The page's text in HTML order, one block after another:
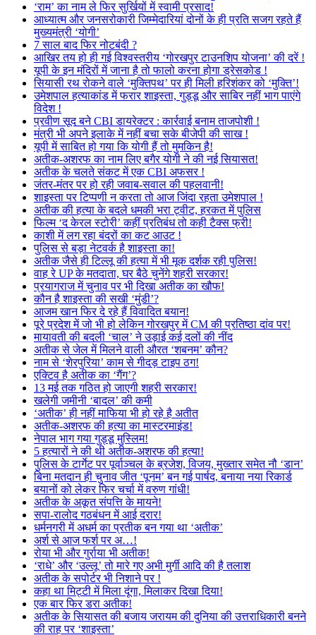
‘राम’ का नाम ले फिर सुर्खियों में स्वामी प्रसाद!
आध्यात्म और जनसरोकारी जिम्मेदारियां दोनों के ही प्रति सजग रहते हैं
मुख्यमंत्री ‘योगी’
7 साल बाद फिर नोटबंदी ?
आखिर तय हो ही गई विश्वस्तरीय ‘गोरखपुर टाउनशिप योजना’ की दरें !
यूपी के इन मंदिरों में जाना है तो फालो करना होगा ड्रेसकोड !
सियासी रथ रोकने वाले ‘मुक्तिपथ’ पर ही मिली हरिशंकर को ‘मुक्ति’!
उमेशपाल हत्याकांड में फरार शाइस्ता, गुड्डू और साबिर नहीं भाग पाएंगे
विदेश !
प्रवीण सूद बने CBI डायरेक्टर : कार्रवाई बनाम ताजपोशी !
मंत्री भी अपने इलाके में नहीं बचा सके बीजेपी की साख !
यूपी में साबित हो गया कि योगी हैं तो मुमकिन है!
अतीक-अशरफ का नाम लिए बगैर योगी ने की नई सियासत!
अतीक के चलते संकट में एक CBI अफसर !
जंतर-मंतर पर हो रही जवाब-सवाल की पहलवानी!
शाइस्ता पर टिप्पणी न करता तो आज जिंदा रहता उमेशपाल !
अतीक की हत्या के बदले धमकी भरा ट्वीट, हरकत में पुलिस
फिल्म ‘द केरल स्टोरी’ कहीं प्रतिबंध तो कही टैक्स फ्री!
काशी में लग रहा बंदरों का कट आउट !
पुलिस से बड़ा नेटवर्क है शाइस्ता का!
अतीक जैसे ही टिल्लू की हत्या में भी मूक दर्शक रही पुलिस!
वाह रे UP के मतदाता, घर बैठे चुनेंगे शहरी सरकार!
प्रयागराज में चुनाव पर भी दिखा अतीक का खौफ!
कौन है शाइस्ता की सखी ‘मुंडी’?
आजम खान फिर दे रहे हैं विवादित बयान!
पूरे प्रदेश में जो भी हो लेकिन गोरखपुर में CM की प्रतिष्ठा दांव पर!
मायावती की बदली ‘चाल’ ने उड़ाई कई दलों की नींद
अतीक से जेल में मिलने वाली औरत ‘शबनम’ कौन?
नाम से ‘शेरपुरिया’ काम से गीदड़ टाइप ठग!
एक्टिव है अतीक का ‘गैंग’?
13 मई तक गठित हो जाएगी शहरी सरकार!
खलेगी जमीनी ‘बादल’ की कमी
‘अतीक’ ही नहीं माफिया भी हो रहे है अतीत
अतीक-अशरफ की हत्या का मास्टरमाइंड!
नेपाल भाग गया गुड्डू मुस्लिम!
5 हत्यारों ने की थी अतीक-अशरफ की हत्या!
पुलिस के टार्गेट पर पूर्वाञ्चल के ब्रजेश, विजय, मुख्तार समेत नौ ‘डान’
बिना मतदान ही चुनाव जीत ‘पूनम’ बन गई पार्षद, बनाया नया रिकार्ड
बयानों को लेकर फिर चर्चा में वरुण गांधी!
अतीक के अकूत संपत्ति के मायने!
सपा-रालोद गठबंधन में आई दरार!
धर्मनगरी में अधर्म का प्रतीक बन गया था ‘अतीक’
अर्श से आज फर्श पर अ…!
रोया भी और गुर्राया भी अतीक!
‘राधे’ और ‘उल्लू’ तो मारे गए अभी मुर्गी आदि की है तलाश
अतीक के सपोर्टर भी निशाने पर !
कहा था मिट्टी में मिला दूंगा, मिलाकर दिखा दिया!
एक बार फिर डरा अतीक!
अतीक के सियासत की बजाय जरायम की दुनिया की उत्तराधिकारी बनने
की राह पर ‘शाइस्ता’